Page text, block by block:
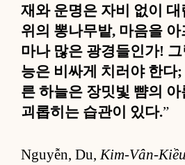
재와 운명은 자비 없이
위의 뽕나무밭, 마음을 아
마나 많은 광경들인가! 그
능은 비싸게 치러야 한다
른 하늘은 장밋빛 뺨의
괴롭히는 습관이 있다.”
Nguyễn, Du,Kim-Vân-